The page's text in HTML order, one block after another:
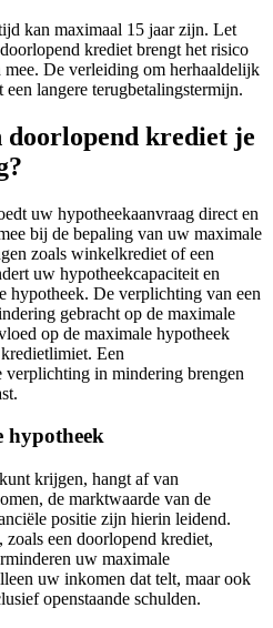
kan maximaal 15 jaar zijn. Let
krediet brengt het risico
De verleiding om herhaaldelijk
langere terugbetalingstermijn.
doorlopend krediet je
uw hypotheekaanvraag direct en
bij de bepaling van uw maximale
zoals winkelkrediet of een
uw hypotheekcapaciteit en
hypotheek. De verplichting van een
gebracht op de maximale
op de maximale hypotheek
Een
verplichting in mindering brengen
hypotheek
krijgen, hangt af van
de marktwaarde van de
positie zijn hierin leidend.
een doorlopend krediet,
uw maximale
uw inkomen dat telt, maar ook
openstaande schulden.